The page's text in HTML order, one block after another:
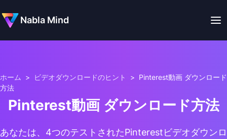
Nabla Mind
ホーム > ビデオダウンロードのヒント > Pinterest動画 ダウンロード
方法
Pinterest動画 ダウンロード方法
あなたは、4つのテストされたPinterestビデオダウンロ